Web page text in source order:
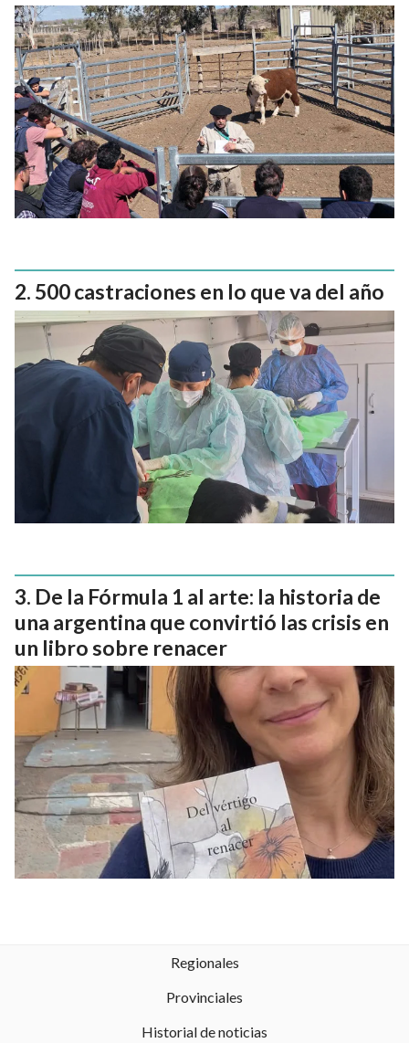
500 castraciones en lo que va del año
De la Fórmula 1 al arte: la historia de
una argentina que convirtió las crisis en
un libro sobre renacer
Regionales
Provinciales
Historial de noticias